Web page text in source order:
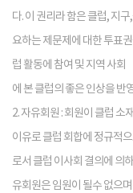
다. 이 권리라 함은 클럽, 지
요하는 제문제에 대한 투표
럽 활동에 참여 및 지역 사회
에 본 클럽의 좋은 인상을 반
2. 자유회원 : 회원이 클럽
이유로 클럽 회합에 정규적
로서 클럽 이사회 결의에 의
유회원은 임원이 될수 없으